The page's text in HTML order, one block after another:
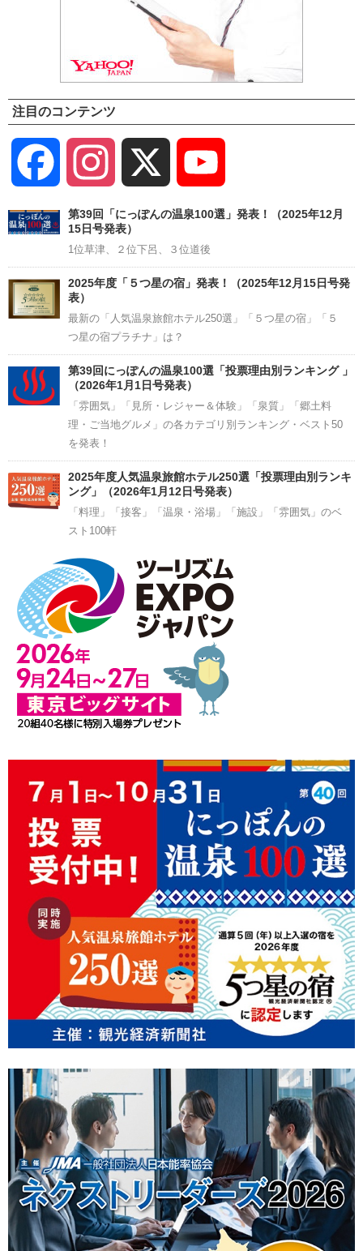
注目のコンテンツ
Facebook Instagram
Channel
第39回「にっぽんの温泉100選」発表！（2025年12月
15日号発表）
1位草津、２位下呂、３位道後
2025年度「５つ星の宿」発表！（2025年12月15日号発
表）
最新の「人気温泉旅館ホテル250選」「５つ星の宿」「５
つ星の宿プラチナ」は？
第39回にっぽんの温泉100選「投票理由別ランキング 」
（2026年1月1日号発表）
「雰囲気」「見所・レジャー＆体験」「泉質」「郷土料
理・ご当地グルメ」の各カテゴリ別ランキング・ベスト50
を発表！
2025年度人気温泉旅館ホテル250選「投票理由別ランキ
ング」（2026年1月12日号発表）
「料理」「接客」「温泉・浴場」「施設」「雰囲気」のベ
スト100軒